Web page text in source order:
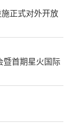
正式对外开放
首期星火国际